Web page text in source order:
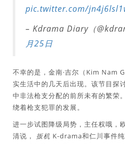
pic.twitter.com/
– Kdrama Diary（
月25日
不幸的是，金南·吉尔（Kim Nam
实生活中的几天后出现。该节目探
中非法枪支分配的前所未有的繁荣
绕着枪支犯罪的发展。
进一步试图降级局势，主任权哦，
清说， 扳机 K-drama和仁川事件